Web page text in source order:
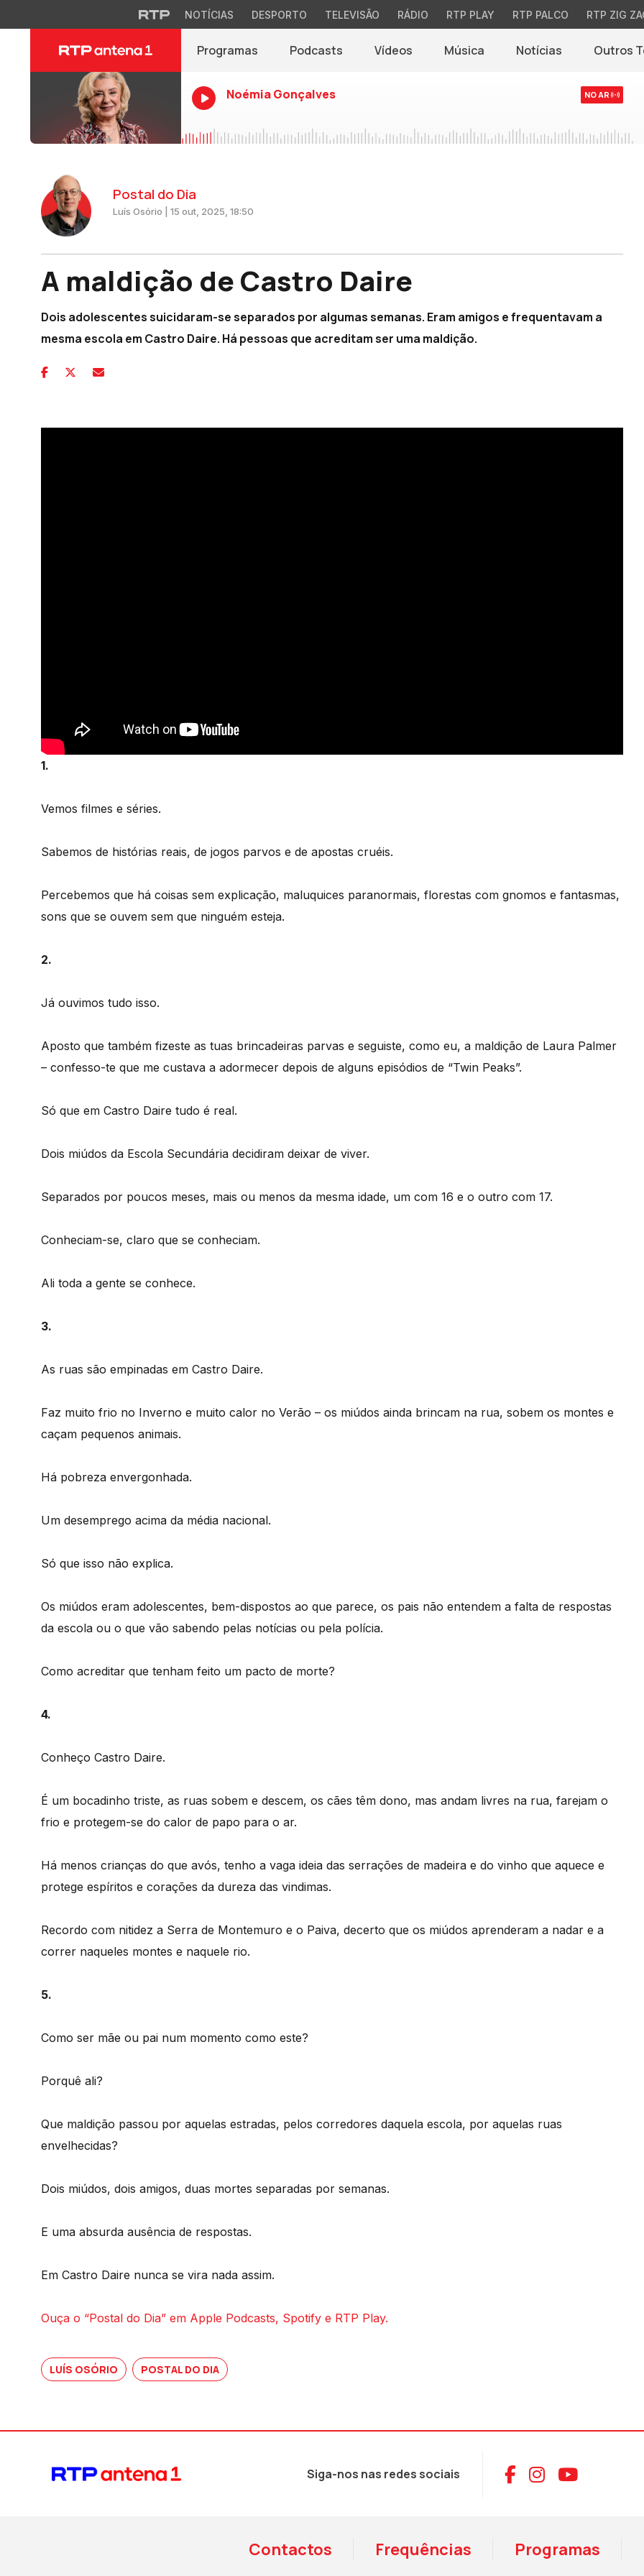
NOTÍCIAS DESPORTO TELEVISÃO RÁDIO RTP PLAY RTP PALCO RTP ZIG
Programas Podcasts Vídeos Música Notícias(abre em nova
Outros
Noémia Gonçalves NO AR
Postal do Dia
Luís Osório | 15 out, 2025, 18:50
A maldição de Castro Daire
Dois adolescentes suicidaram-se separados por algumas semanas. Eram amigos e frequentavam a
mesma escola em Castro Daire. Há pessoas que acreditam ser uma maldição.
1.
Vemos filmes e séries.
Sabemos de histórias reais, de jogos parvos e de apostas cruéis.
Percebemos que há coisas sem explicação, maluquices paranormais, florestas com gnomos e fantasmas,
sons que se ouvem sem que ninguém esteja.
2.
Já ouvimos tudo isso.
Aposto que também fizeste as tuas brincadeiras parvas e seguiste, como eu, a maldição de Laura Palmer
– confesso-te que me custava a adormecer depois de alguns episódios de “Twin Peaks”.
Só que em Castro Daire tudo é real.
Dois miúdos da Escola Secundária decidiram deixar de viver.
Separados por poucos meses, mais ou menos da mesma idade, um com 16 e o outro com 17.
Conheciam-se, claro que se conheciam.
Ali toda a gente se conhece.
3.
As ruas são empinadas em Castro Daire.
Faz muito frio no Inverno e muito calor no Verão – os miúdos ainda brincam na rua, sobem os montes e
caçam pequenos animais.
Há pobreza envergonhada.
Um desemprego acima da média nacional.
Só que isso não explica.
Os miúdos eram adolescentes, bem-dispostos ao que parece, os pais não entendem a falta de respostas
da escola ou o que vão sabendo pelas notícias ou pela polícia.
Como acreditar que tenham feito um pacto de morte?
4.
Conheço Castro Daire.
É um bocadinho triste, as ruas sobem e descem, os cães têm dono, mas andam livres na rua, farejam o
frio e protegem-se do calor de papo para o ar.
Há menos crianças do que avós, tenho a vaga ideia das serrações de madeira e do vinho que aquece e
protege espíritos e corações da dureza das vindimas.
Recordo com nitidez a Serra de Montemuro e o Paiva, decerto que os miúdos aprenderam a nadar e a
correr naqueles montes e naquele rio.
5.
Como ser mãe ou pai num momento como este?
Porquê ali?
Que maldição passou por aquelas estradas, pelos corredores daquela escola, por aquelas ruas
envelhecidas?
Dois miúdos, dois amigos, duas mortes separadas por semanas.
E uma absurda ausência de respostas.
Em Castro Daire nunca se vira nada assim.
Ouça o “Postal do Dia” em Apple Podcasts, Spotify e RTP Play.
LUÍS OSÓRIO POSTAL DO DIA
Siga-nos nas redes sociais Aceder ao
Aceder ao
Aceder
Contactos Frequências Programas